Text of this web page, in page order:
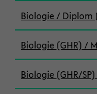
Biologie / Diplom
Biologie (GHR) /
Biologie (GHR/